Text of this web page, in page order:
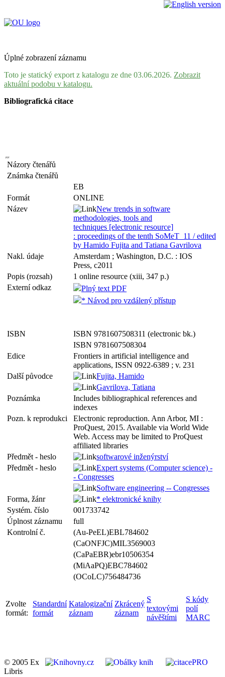
Úplné zobrazení záznamu
Toto je statický export z katalogu ze dne 03.06.2026. Zobrazit
aktuální podobu v katalogu.
Bibliografická citace
Názory čtenářů
Známka čtenářů
EB
Formát
ONLINE
Název
New trends in software
methodologies, tools and
techniques [electronic resource]
: proceedings of the tenth SoMeT_11 / edited
by Hamido Fujita and Tatiana Gavrilova
Nakl. údaje
Amsterdam ; Washington, D.C. : IOS
Press, c2011
Popis (rozsah)
1 online resource (xiii, 347 p.)
Externí odkaz
Plný text PDF
* Návod pro vzdálený přístup
ISBN
ISBN 9781607508311 (electronic bk.)
ISBN 9781607508304
Edice
Frontiers in artificial intelligence and
applications, ISSN 0922-6389 ; v. 231
Další původce
Fujita, Hamido
Gavrilova, Tatiana
Poznámka
Includes bibliographical references and
indexes
Pozn. k reprodukci
Electronic reproduction. Ann Arbor, MI :
ProQuest, 2015. Available via World Wide
Web. Access may be limited to ProQuest
affiliated libraries
Předmět - heslo
softwarové inženýrství
Předmět - heslo
Expert systems (Computer science) -
- Congresses
Software engineering -- Congresses
Forma, žánr
* elektronické knihy
Systém. číslo
001733742
Úplnost záznamu
full
Kontrolní č.
(Au-PeEL)EBL784602
(CaONFJC)MIL3569003
(CaPaEBR)ebr10506354
(MiAaPQ)EBC784602
(OCoLC)756484736
Zvolte
formát:
Standardní
formát
Katalogizační
záznam
Zkrácený
záznam
S
textovými
návěštími
S kódy
polí
MARC
© 2005 Ex
Libris